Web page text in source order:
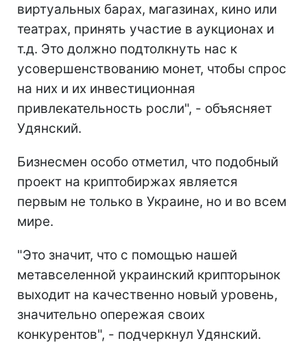
виртуальных барах, магазинах, кино или
театрах, принять участие в аукционах и
т.д. Это должно подтолкнуть нас к
усовершенствованию монет, чтобы спрос
на них и их инвестиционная
привлекательность росли", - объясняет
Удянский.
Бизнесмен особо отметил, что подобный
проект на криптобиржах является
первым не только в Украине, но и во всем
мире.
"Это значит, что с помощью нашей
метавселенной украинский крипторынок
выходит на качественно новый уровень,
значительно опережая своих
конкурентов", - подчеркнул Удянский.